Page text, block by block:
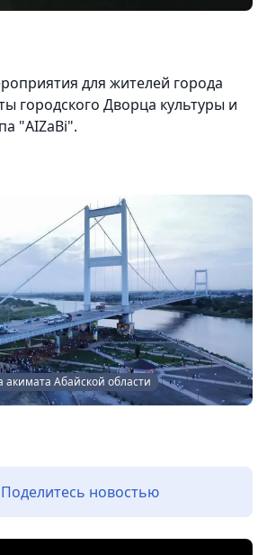
для жителей города
городского Дворца культуры и
"AIZaBi".
акимата Абайской области
Поделитесь новостью